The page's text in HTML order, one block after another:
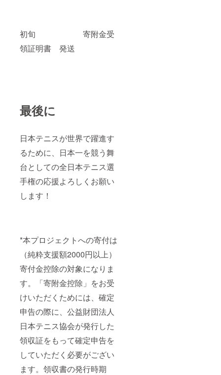
初旬 寄附金受
領証明書 発送
最後に
日本テニスが世界で躍進す
るために、日本一を競う舞
台としての全日本テニス選
手権の応援よろしくお願い
します！
*本プロジェクトへの寄付は
（純粋支援額2000円以上）
寄付金控除の対象になりま
す。「寄附金控除」をお受
けいただくためには、確定
申告の際に、公益財団法人
日本テニス協会が発行した
領収証をもって確定申告を
していただく必要がござい
ます。領収書の発行時期